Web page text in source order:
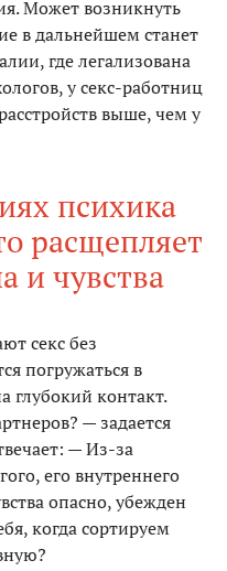
Может возникнуть
в дальнейшем станет
где легализована
у секс-работниц
выше, чем у
психика
расщепляет
и чувства
секс без
погружаться в
глубокий контакт.
— задается
— Из-за
его внутреннего
опасно, убежден
когда сортируем